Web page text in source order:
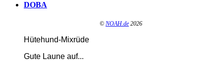
DOBA
© NOAH.de 2026
Hütehund-Mixrüde
Gute Laune auf...